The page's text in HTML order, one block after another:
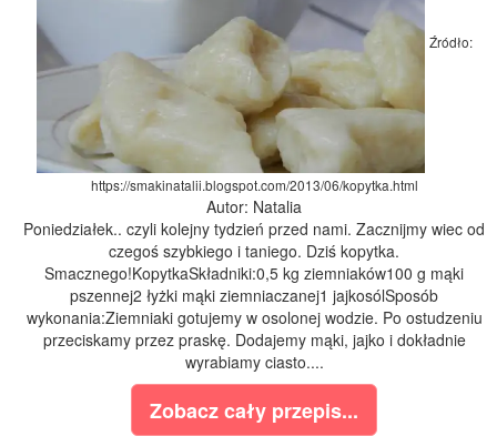
Źródło:
https://smakinatalii.blogspot.com/2013/06/kopytka.html
Autor: Natalia
Poniedziałek.. czyli kolejny tydzień przed nami. Zacznijmy wiec od
czegoś szybkiego i taniego. Dziś kopytka.
Smacznego!KopytkaSkładniki:0,5 kg ziemniaków100 g mąki
pszennej2 łyżki mąki ziemniaczanej1 jajkosólSposób
wykonania:Ziemniaki gotujemy w osolonej wodzie. Po ostudzeniu
przeciskamy przez praskę. Dodajemy mąki, jajko i dokładnie
wyrabiamy ciasto....
Zobacz cały przepis...